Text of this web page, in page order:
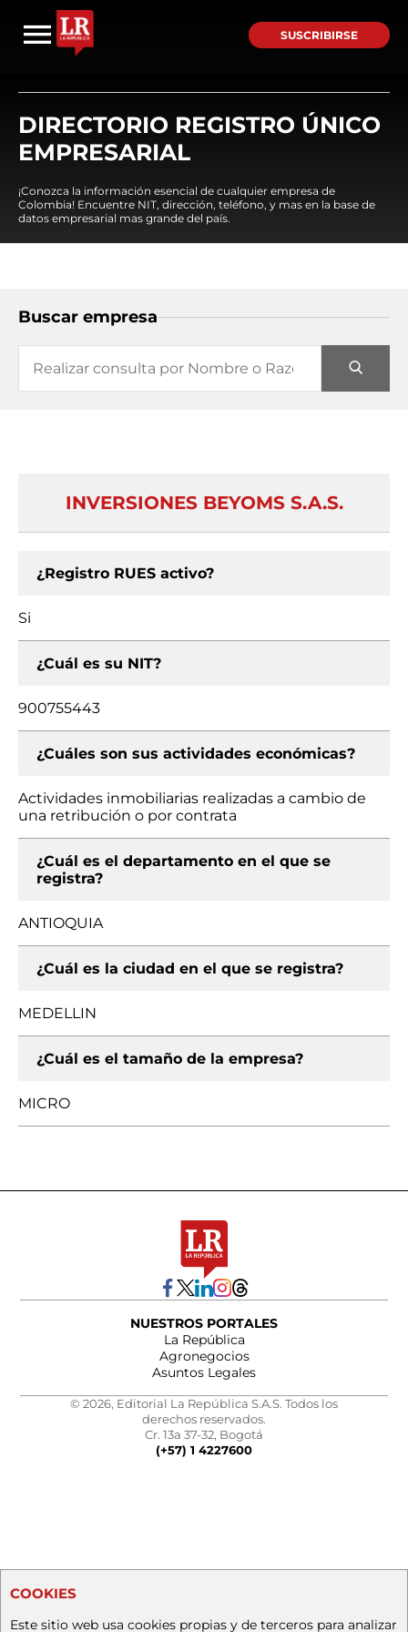
SUSCRIBIRSE
DIRECTORIO REGISTRO ÚNICO
EMPRESARIAL
¡Conozca la información esencial de cualquier empresa de
Colombia! Encuentre NIT, dirección, teléfono, y mas en la base de
datos empresarial mas grande del país.
Buscar empresa
INVERSIONES BEYOMS S.A.S.
¿Registro RUES activo?
Si
¿Cuál es su NIT?
900755443
¿Cuáles son sus actividades económicas?
Actividades inmobiliarias realizadas a cambio de
una retribución o por contrata
¿Cuál es el departamento en el que se
registra?
ANTIOQUIA
¿Cuál es la ciudad en el que se registra?
MEDELLIN
¿Cuál es el tamaño de la empresa?
MICRO
NUESTROS PORTALES
La República
Agronegocios
Asuntos Legales
© 2026, Editorial La República S.A.S. Todos los
derechos reservados.
Cr. 13a 37-32, Bogotá
(+57) 1 4227600
COOKIES
Este sitio web usa cookies propias y de terceros para analizar